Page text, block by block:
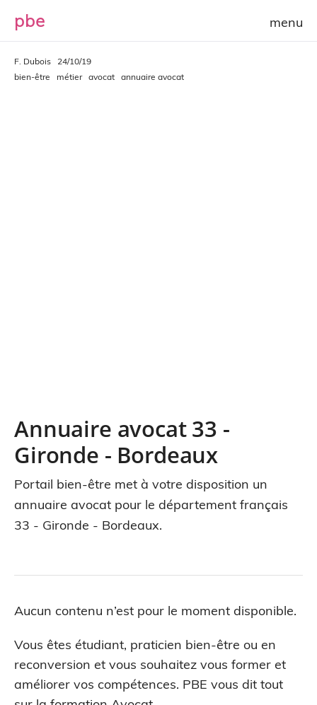
pbe
F. Dubois
24/10/19
bien-être
métier avocat annuaire avocat
Annuaire avocat 33 -
Gironde - Bordeaux
Portail bien-être met à votre disposition un
annuaire avocat pour le département français
33 - Gironde - Bordeaux.
Aucun contenu n’est pour le moment disponible.
Vous êtes étudiant, praticien bien-être ou en
reconversion et vous souhaitez vous former et
améliorer vos compétences. PBE vous dit tout